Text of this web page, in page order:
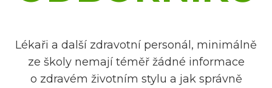
Lékaři a další zdravotní personál, minimálně
ze školy nemají téměř žádné informace
o zdravém životním stylu a jak správně